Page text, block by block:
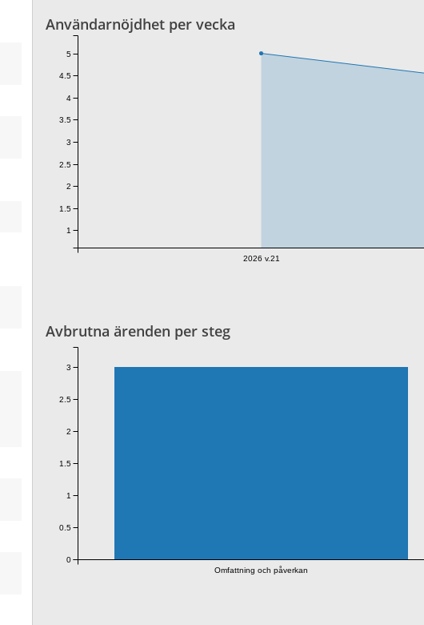
Användarnöjdhet per vecka
2026 v.21
1
1.5
2
2.5
3
3.5
4
4.5
5
Avbrutna ärenden per steg
Omfattning och påverkan
0
0.5
1
1.5
2
2.5
3